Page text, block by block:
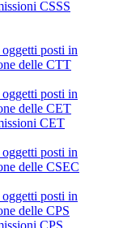
CSSS
posti in
delle CTT
posti in
delle CET
CET
posti in
delle CSEC
posti in
delle CPS